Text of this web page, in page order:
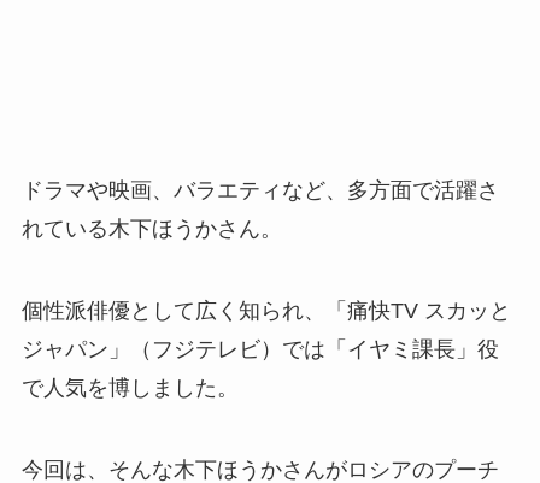
ドラマや映画、バラエティなど、多方面で活躍さ
れている木下ほうかさん。
個性派俳優として広く知られ、「痛快TV スカッと
ジャパン」（フジテレビ）では「イヤミ課長」役
で人気を博しました。
今回は、そんな木下ほうかさんがロシアのプーチ